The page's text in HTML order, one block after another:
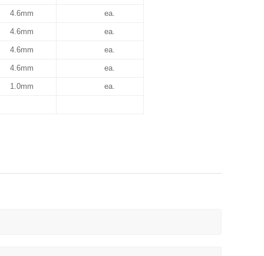
4.6mm ea.
4.6mm ea.
4.6mm ea.
4.6mm ea.
1.0mm ea.